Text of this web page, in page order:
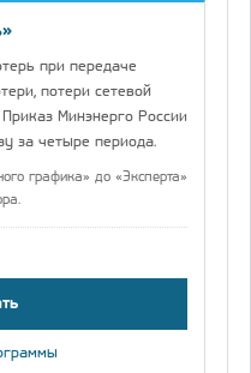
при передаче
потери сетевой
Минэнерго России
за четыре периода.
графика» до «Эксперта»